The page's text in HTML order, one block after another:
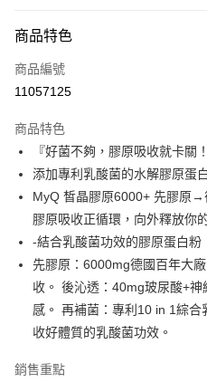
信用卡一次付款
超商取貨付款
Apple Pay
街口支付
悠遊付
Google Pay
全盈+PAY
大哥付你分期
相關說明
1.本服務由台灣大哥大提供，台灣大哥
AFTEE先享後付
商品特色
商品編號
11057125
商品特色
『好菌不夠，膠原吸收就卡關
添加專利乳酸菌的水解膠原蛋
MyQ 皙晶膠原6000+ 先膠原
膠原吸收正循環，向外釋放你
-結合乳酸菌功效的膠原蛋白粉
先膠原：6000mg德國百年大
收。 後沁透：40mg玻尿酸+
感。 再補菌：專利10 in 1綜
收好體質的乳酸菌功效。
銷售重點